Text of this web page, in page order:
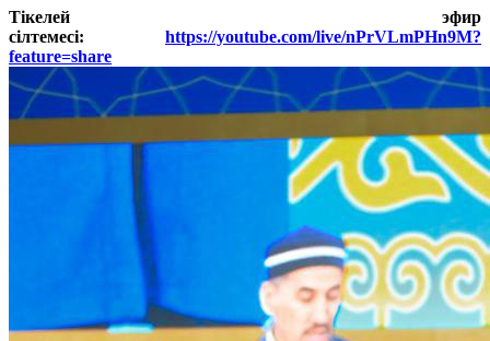
Тікелей эфир
сілтемесі: https://youtube.com/live/nPrVLmPHn9M?
feature=share